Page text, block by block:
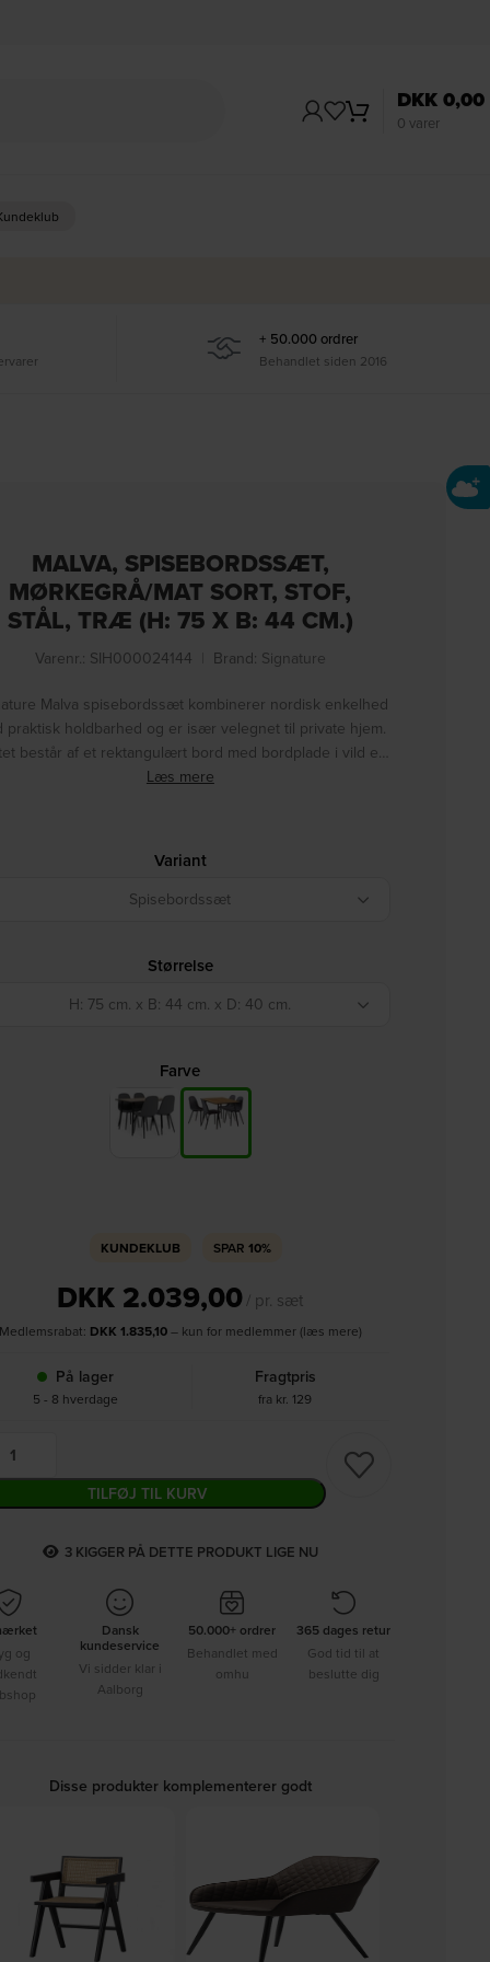
0 varer
DKK0,00
+ 50.000 ordrer
Behandlet siden 2016
MALVA, SPISEBORDSSÆT,
MØRKEGRÅ/MAT SORT, STOF,
STÅL, TRÆ (H: 75 X B: 44 CM.)
Varenr.: SIH000024144 Brand: Signature
Malva spisebordssæt kombinerer nordisk enkelhed
praktisk holdbarhed og er især velegnet til private hjem.
består af et rektangulært bord med bordplade i vild e…
Læs mere
Variant
Spisebordssæt
Størrelse
H: 75 cm. x B: 44 cm. x D: 40 cm.
Farve
KUNDEKLUB SPAR 10%
DKK 2.039,00/ pr. sæt
Medlemsrabat: DKK 1.835,10– kun for medlemmer (læs mere)
På lager
5 - 8 hverdage
Fragtpris
fra kr. 129
TILFØJ TIL KURV
3KIGGER PÅ DETTE PRODUKT LIGE NU
og
Dansk
kundeservice
Vi sidder klar i
Aalborg
50.000+ ordrer
Behandlet med
omhu
365 dages retur
God tid til at
beslutte dig
Disse produkter komplementerer godt